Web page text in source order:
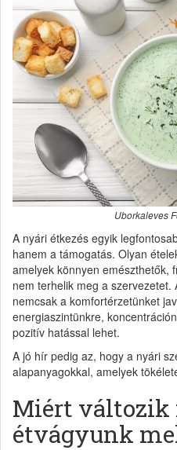
Uborkaleves
A nyári étkezés egyik
hanem a támogatás. Olyan
amelyek könnyen emészthetők,
nem terhelik meg a
nemcsak a komfortérzetünket
energiaszintünkre,
pozitív hatással lehet.
A jó hír pedig az, hogy a nyári
alapanyagokkal, amelyek
Miért változik
étvágyunk